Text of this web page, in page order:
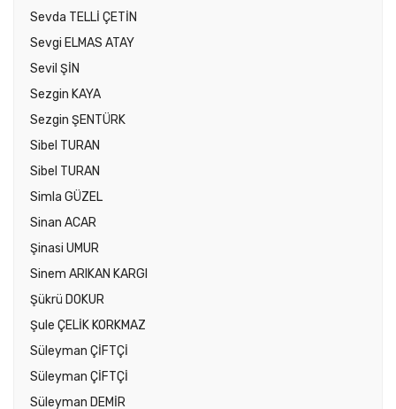
Sevda TELLİ ÇETİN
Sevgi ELMAS ATAY
Sevil ŞİN
Sezgin KAYA
Sezgin ŞENTÜRK
Sibel TURAN
Sibel TURAN
Simla GÜZEL
Sinan ACAR
Şinasi UMUR
Sinem ARIKAN KARGI
Şükrü DOKUR
Şule ÇELİK KORKMAZ
Süleyman ÇİFTÇİ
Süleyman ÇİFTÇİ
Süleyman DEMİR